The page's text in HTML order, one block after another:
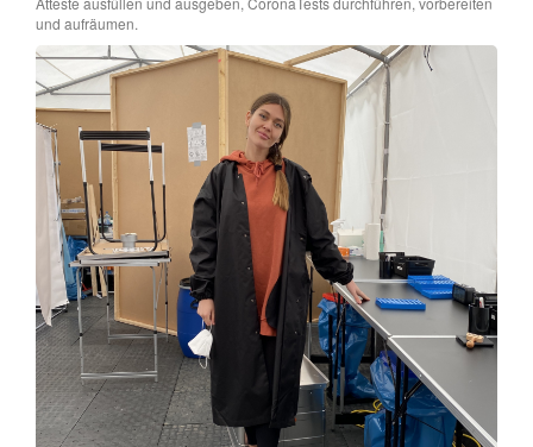
und aufräumen.